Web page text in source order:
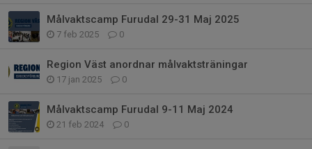
Målvaktscamp Furudal 29-31 Maj 2025
7 feb 2025 0
Region Väst anordnar målvaktsträningar
17 jan 2025 0
Målvaktscamp Furudal 9-11 Maj 2024
21 feb 2024 0